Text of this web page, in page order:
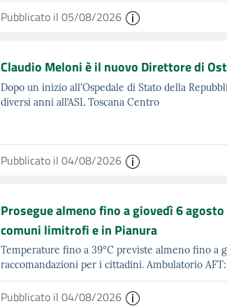
Pubblicato il 05/08/2026
Claudio Meloni è il nuovo Direttore di
Dopo un inizio all'Ospedale di Stato della
diversi anni all’ASL Toscana Centro
Pubblicato il 04/08/2026
Prosegue almeno fino a giovedì 6
comuni limitrofi e in Pianura
Temperature fino a 39°C previste almeno fino a
raccomandazioni per i cittadini. Ambulatorio
Pubblicato il 04/08/2026